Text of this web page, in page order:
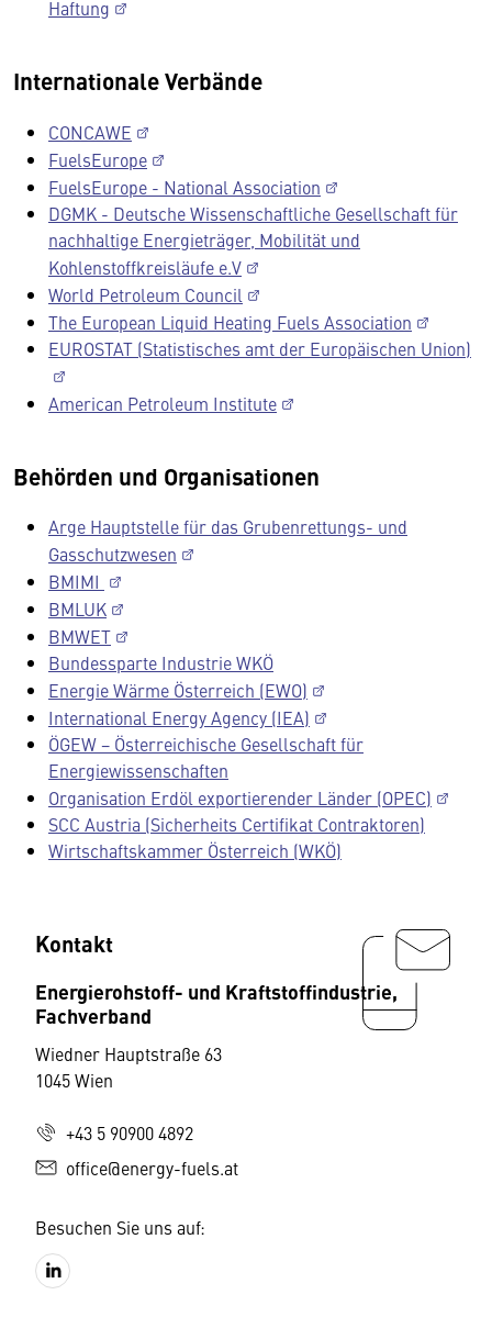
Haftung
Internationale Verbände
CONCAWE
FuelsEurope
FuelsEurope - National Association
DGMK - Deutsche Wissenschaftliche Gesellschaft für
nachhaltige Energieträger, Mobilität und
Kohlenstoffkreisläufe e.V
World Petroleum Council
The European Liquid Heating Fuels Association
EUROSTAT (Statistisches amt der Europäischen Union)
American Petroleum Institute
Behörden und Organisationen
Arge Hauptstelle für das Grubenrettungs- und
Gasschutzwesen
BMIMI
BMLUK
BMWET
Bundessparte Industrie WKÖ
Energie Wärme Österreich (EWO)
International Energy Agency (IEA)
ÖGEW − Österreichische Gesellschaft für
Energiewissenschaften
Organisation Erdöl exportierender Länder (OPEC)
SCC Austria (Sicherheits Certifikat Contraktoren)
Wirtschaftskammer Österreich (WKÖ)
Kontakt
Energierohstoff- und Kraftstoffindustrie,
Fachverband
Wiedner Hauptstraße 63
1045 Wien
+43 5 90900 4892
office@energy-fuels.at
Besuchen Sie uns auf: